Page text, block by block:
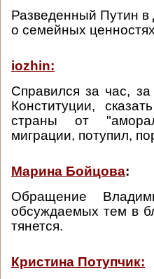
Разведенный Путин
о семейных ценностях
iozhin:
Справился за час,
Конституции,
страны от
миграции, потупил,
Марина Бойцова:
Обращение
обсуждаемых тем в
тянется.
Кристина Потупчик: